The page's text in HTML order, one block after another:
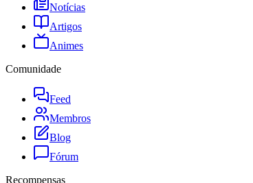
Notícias
Artigos
Animes
Comunidade
Feed
Membros
Blog
Fórum
Recompensas